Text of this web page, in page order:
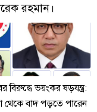
রহমান।
বিরুদ্ধে ভয়ংকর ষড়যন্ত্র:
থেকে বাদ পড়তে পারেন